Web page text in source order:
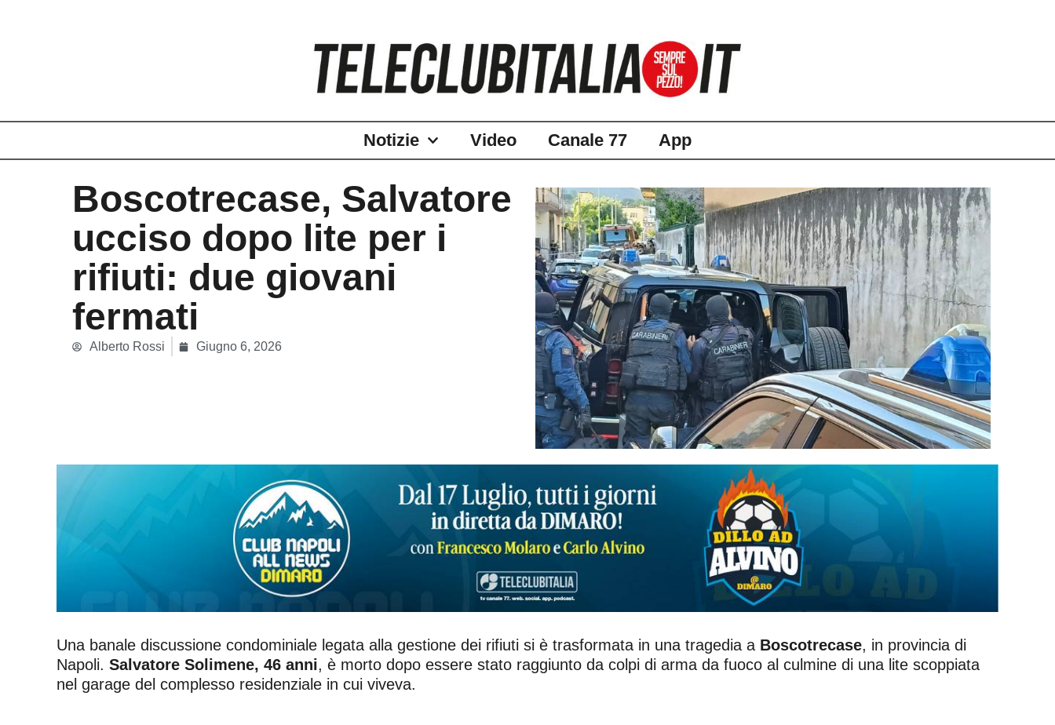
Notizie Video Canale 77 App
Boscotrecase, Salvatore
ucciso dopo lite per i
rifiuti: due giovani
fermati
Alberto Rossi Giugno 6, 2026
Una banale discussione condominiale legata alla gestione dei rifiuti si è trasformata in una tragedia a Boscotrecase, in provincia di
Napoli. Salvatore Solimene, 46 anni, è morto dopo essere stato raggiunto da colpi di arma da fuoco al culmine di una lite scoppiata
nel garage del complesso residenziale in cui viveva.